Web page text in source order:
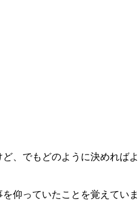
、でもどのように決めればよ
仰っていたことを覚えていま